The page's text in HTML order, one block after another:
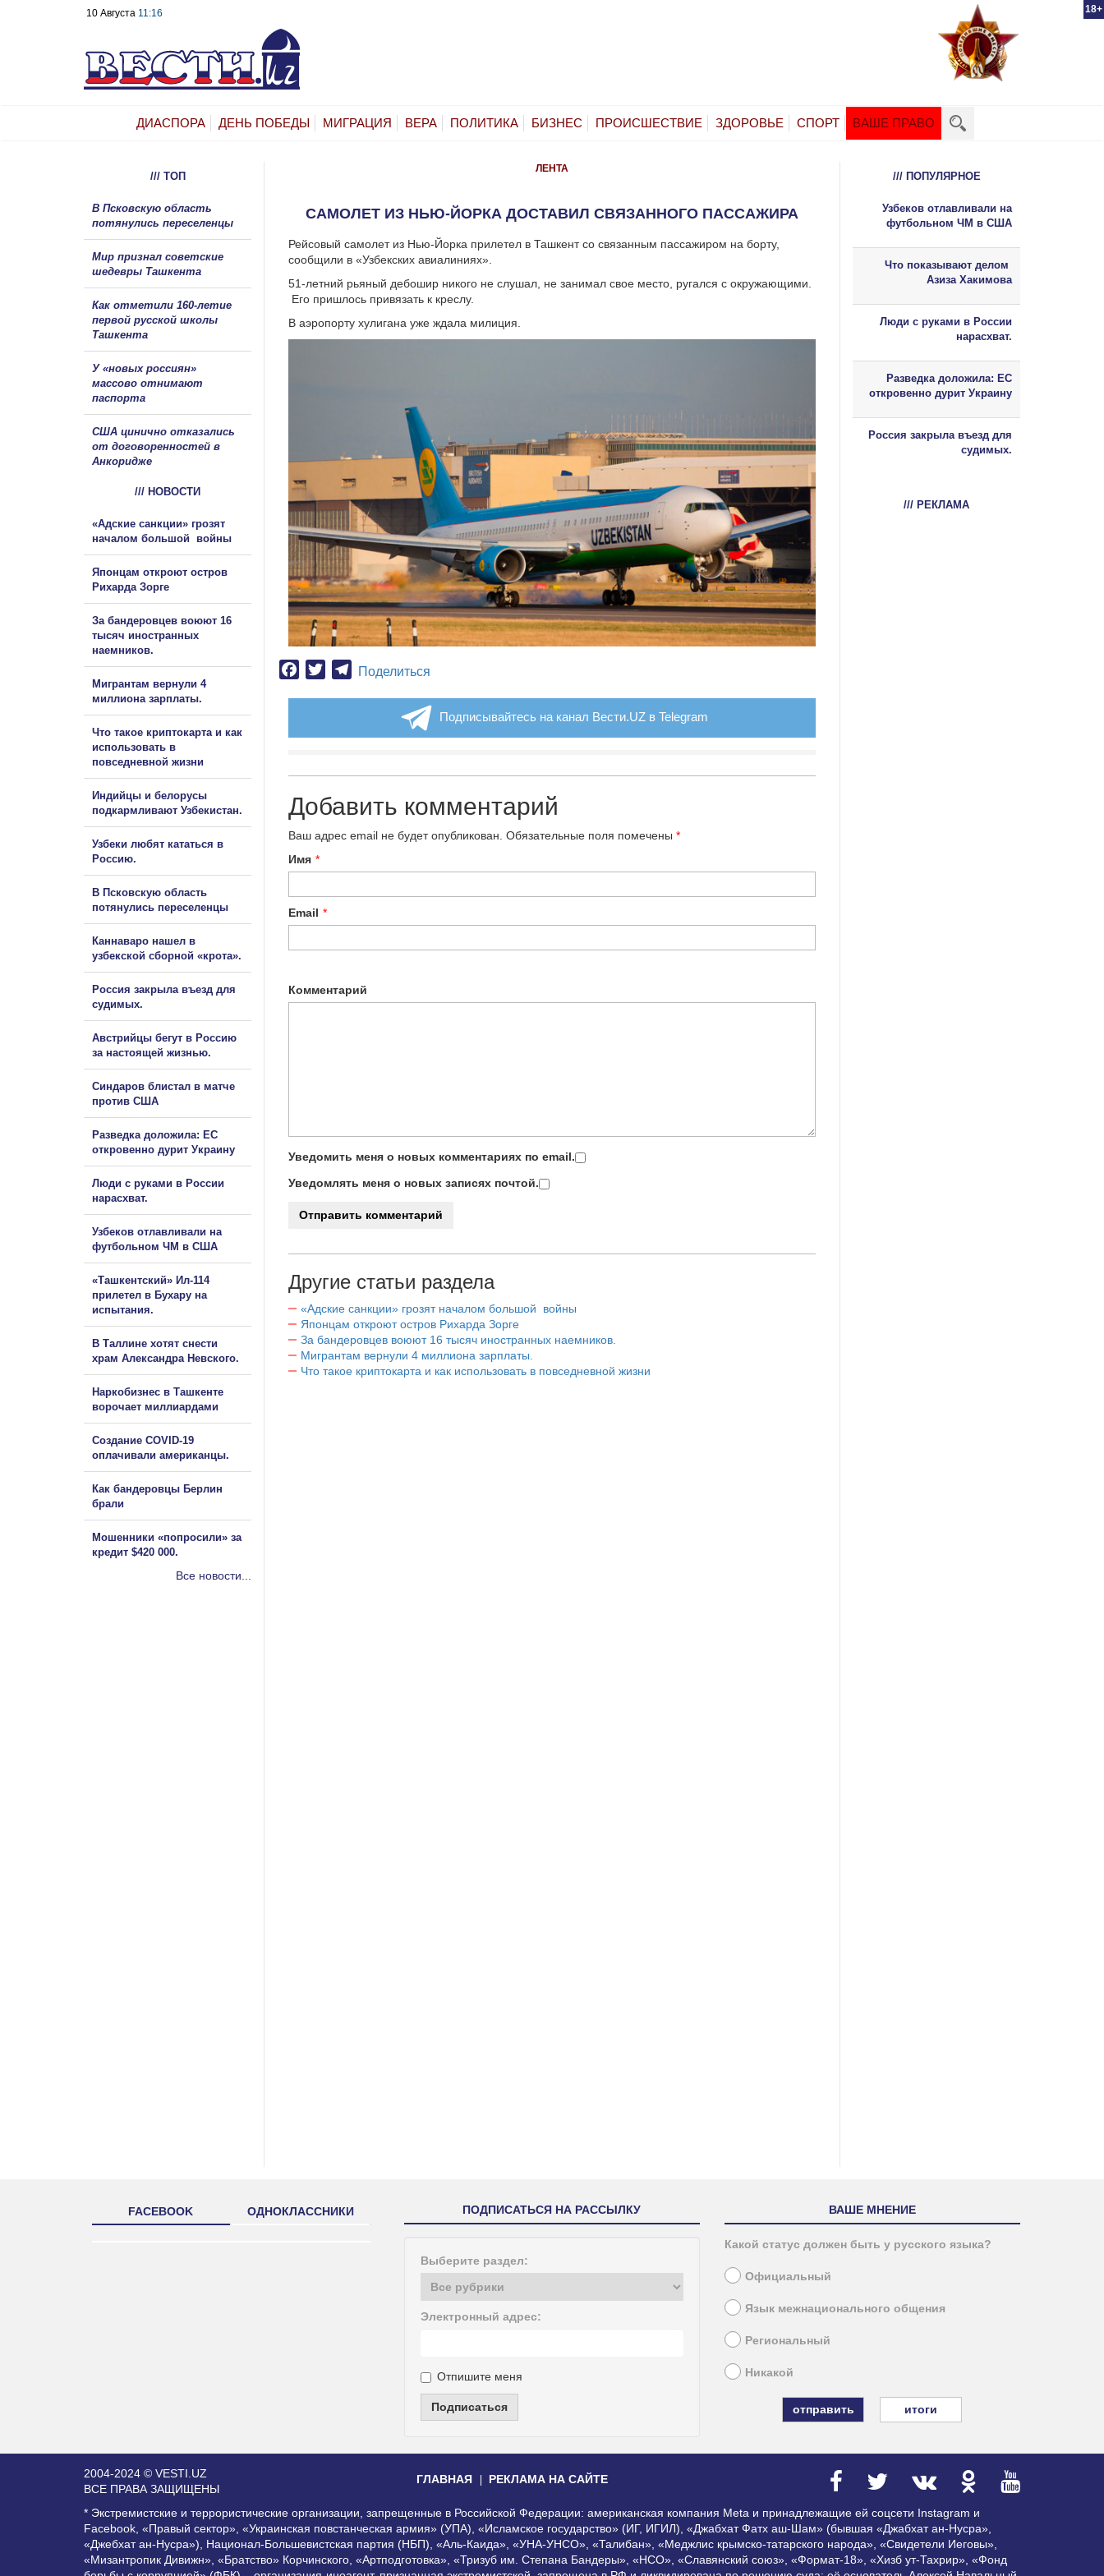
18+
10 Августа 11:16
ДИАСПОРА ДЕНЬ ПОБЕДЫ МИГРАЦИЯ ВЕРА ПОЛИТИКА БИЗНЕС ПРОИСШЕСТВИЕ ЗДОРОВЬЕ СПОРТ ВАШЕ ПРАВО
ЛЕНТА
САМОЛЕТ ИЗ НЬЮ-ЙОРКА ДОСТАВИЛ СВЯЗАННОГО ПАССАЖИРА
Рейсовый самолет из Нью-Йорка прилетел в Ташкент со связанным пассажиром на борту,
сообщили в «Узбекских авиалиниях».
51-летний рьяный дебошир никого не слушал, не занимал свое место, ругался с окружающими.
Его пришлось привязать к креслу.
В аэропорту хулигана уже ждала милиция.
Facebook
TwitterTelegram
Поделиться
Подписывайтесь на канал Вести.UZ в Telegram
Добавить комментарий
Ваш адрес email не будет опубликован. Обязательные поля помечены *
Имя *
Email *
Комментарий
Уведомить меня о новых комментариях по email.
Уведомлять меня о новых записях почтой.
Другие статьи раздела
«Адские санкции» грозят началом большой войны
Японцам откроют остров Рихарда Зорге
За бандеровцев воюют 16 тысяч иностранных наемников.
Мигрантам вернули 4 миллиона зарплаты.
Что такое криптокарта и как использовать в повседневной жизни
/// ТОП
В Псковскую область
потянулись переселенцы
Мир признал советские
шедевры Ташкента
Как отметили 160-летие
первой русской школы
Ташкента
У «новых россиян»
массово отнимают
паспорта
США цинично отказались
от договоренностей в
Анкоридже
/// НОВОСТИ
«Адские санкции» грозят
началом большой войны
Японцам откроют остров
Рихарда Зорге
За бандеровцев воюют 16
тысяч иностранных
наемников.
Мигрантам вернули 4
миллиона зарплаты.
Что такое криптокарта и как
использовать в
повседневной жизни
Индийцы и белорусы
подкармливают Узбекистан.
Узбеки любят кататься в
Россию.
В Псковскую область
потянулись переселенцы
Каннаваро нашел в
узбекской сборной «крота».
Россия закрыла въезд для
судимых.
Австрийцы бегут в Россию
за настоящей жизнью.
Синдаров блистал в матче
против США
Разведка доложила: ЕС
откровенно дурит Украину
Люди с руками в России
нарасхват.
Узбеков отлавливали на
футбольном ЧМ в США
«Ташкентский» Ил-114
прилетел в Бухару на
испытания.
В Таллине хотят снести
храм Александра Невского.
Наркобизнес в Ташкенте
ворочает миллиардами
Создание COVID-19
оплачивали американцы.
Как бандеровцы Берлин
брали
Мошенники «попросили» за
кредит $420 000.
Все новости...
/// ПОПУЛЯРНОЕ
Узбеков отлавливали на
футбольном ЧМ в США
Что показывают делом
Азиза Хакимова
Люди с руками в России
нарасхват.
Разведка доложила: ЕС
откровенно дурит Украину
Россия закрыла въезд для
судимых.
/// РЕКЛАМА
FACEBOOK ОДНОКЛАССНИКИ ПОДПИСАТЬСЯ НА РАССЫЛКУ
Выберите раздел:
Электронный адрес:
Отпишите меня
Подписаться
ВАШЕ МНЕНИЕ
Какой статус должен быть у русского языка?
Официальный
Язык межнационального общения
Региональный
Никакой
итоги
2004-2024 © VESTI.UZ
ВСЕ ПРАВА ЗАЩИЩЕНЫ
ГЛАВНАЯ РЕКЛАМА НА САЙТЕ
* Экстремистские и террористические организации, запрещенные в Российской Федерации: американская компания Meta и принадлежащие ей соцсети Instagram и
Facebook, «Правый сектор», «Украинская повстанческая армия» (УПА), «Исламское государство» (ИГ, ИГИЛ), «Джабхат Фатх аш-Шам» (бывшая «Джабхат ан-Нусра»,
«Джебхат ан-Нусра»), Национал-Большевистская партия (НБП), «Аль-Каида», «УНА-УНСО», «Талибан», «Меджлис крымско-татарского народа», «Свидетели Иеговы»,
«Мизантропик Дивижн», «Братство» Корчинского, «Артподготовка», «Тризуб им. Степана Бандеры», «НСО», «Славянский союз», «Формат-18», «Хизб ут-Тахрир», «Фонд